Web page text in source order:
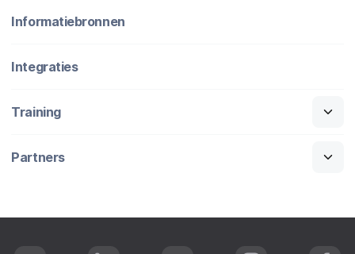
Informatiebronnen
Integraties
Training
Partners